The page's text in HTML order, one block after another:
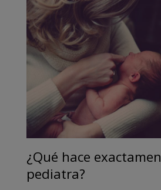
¿Qué hace
pediatra?